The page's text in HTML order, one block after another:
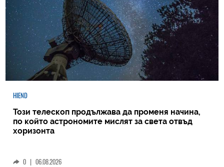
HIEND
Този телескоп продължава да променя начина,
по който астрономите мислят за света отвъд
хоризонта
0 | 06.08.2026